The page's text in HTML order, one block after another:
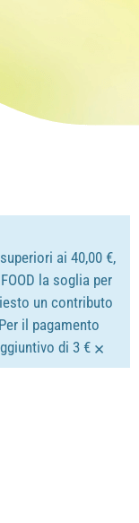
ai 40,00 €,
la soglia per
un contributo
il pagamento
di 3 € ×